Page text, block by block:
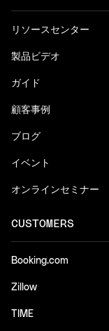
リソースセンター
製品ビデオ
ガイド
顧客事例
ブログ
イベント
オンラインセミナー
CUSTOMERS
Booking.com
Zillow
TIME